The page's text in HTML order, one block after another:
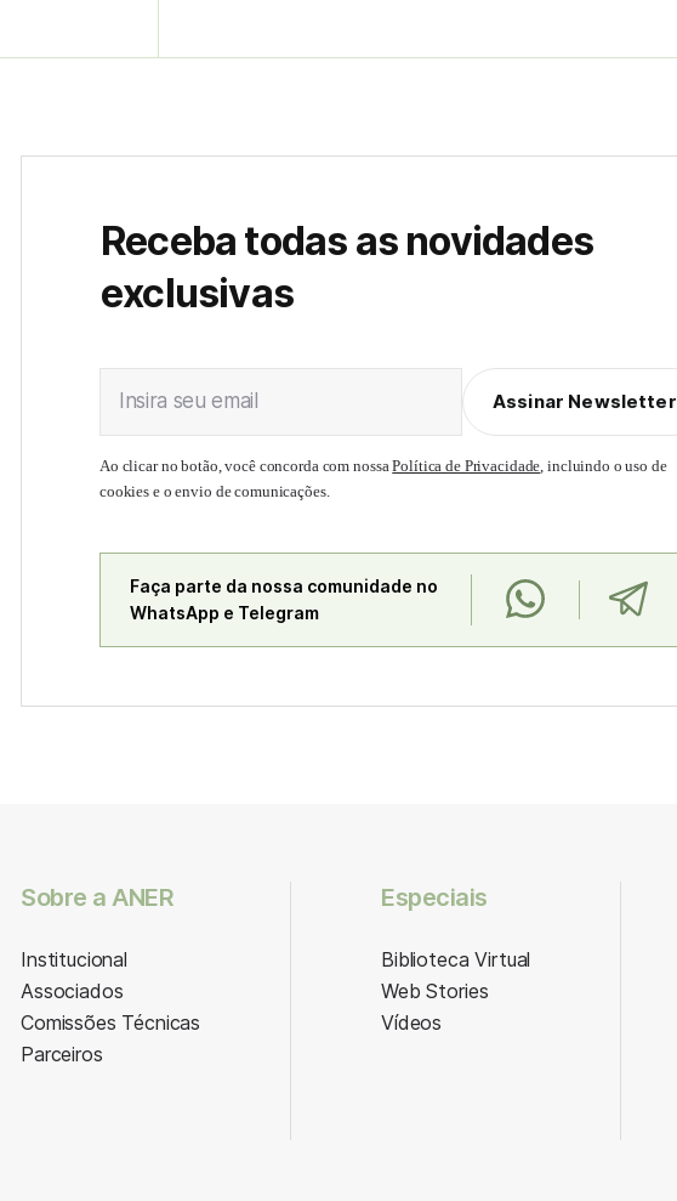
Receba todas as novidades
exclusivas
Insira seu email Assinar Newsletter
Ao clicar no botão, você concorda com nossaPolítica de Privacidade, incluindo o uso de
cookies e o envio de comunicações.
Faça parte da nossa comunidade no
WhatsApp e Telegram
Sobre a ANER
Institucional
Associados
Comissões Técnicas
Parceiros
Especiais
Biblioteca Virtual
Web Stories
Vídeos